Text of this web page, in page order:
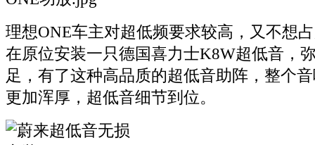
理想ONE车主对超低频要求较高，又不想
在原位安装一只德国喜力士K8W超低音，
足，有了这种高品质的超低音助阵，整个
更加浑厚，超低音细节到位。